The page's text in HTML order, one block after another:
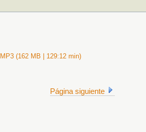
(162 MB | 129:12 min)
Página siguiente